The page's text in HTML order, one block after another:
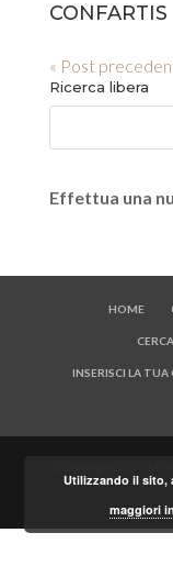
CONFARTIS
« Post
Ricerca libera
Effettua una
HOME
INSERISCI LA
Utilizzando il sito,
maggiori